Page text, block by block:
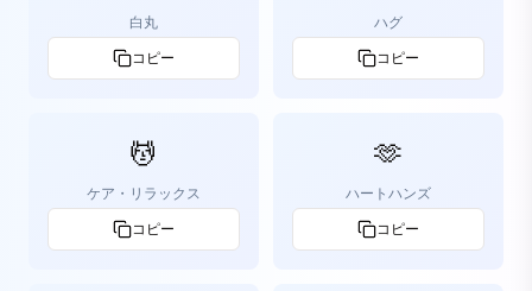
白丸
コピー
ハグ
コピー
💆
ケア・リラックス
コピー
🫶
ハートハンズ
コピー